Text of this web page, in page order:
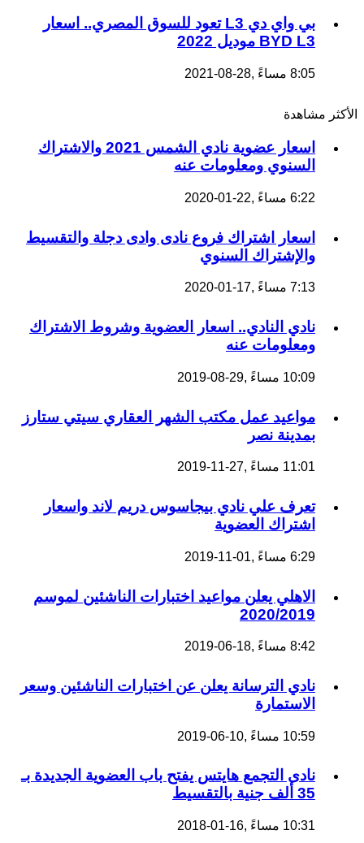
بي واي دي L3 تعود للسوق المصري.. اسعار
BYD L3 موديل 2022
8:05 مساءً ,28-08-2021
الأكثر مشاهدة
اسعار عضوية نادي الشمس 2021 والاشتراك
السنوي ومعلومات عنه
6:22 مساءً ,22-01-2020
اسعار اشتراك فروع نادى وادى دجلة والتقسيط
والإشتراك السنوي
7:13 مساءً ,17-01-2020
نادي النادي.. اسعار العضوية وشروط الاشتراك
ومعلومات عنه
10:09 مساءً ,29-08-2019
مواعيد عمل مكتب الشهر العقاري سيتي ستارز
بمدينة نصر
11:01 مساءً ,27-11-2019
تعرف علي نادي بيجاسوس دريم لاند واسعار
اشتراك العضوية
6:29 مساءً ,01-11-2019
الاهلي يعلن مواعيد اختبارات الناشئين لموسم
2020/2019
8:42 مساءً ,18-06-2019
نادي الترسانة يعلن عن اختبارات الناشئين وسعر
الاستمارة
10:59 مساءً ,10-06-2019
نادى التجمع هايتس يفتح باب العضوية الجديدة بـ
35 ألف جنية بالتقسيط
10:31 مساءً ,16-01-2018